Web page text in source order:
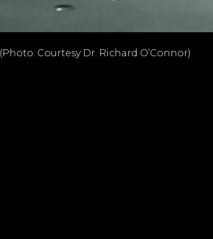
(Photo: Courtesy Dr. Richard O’Connor)